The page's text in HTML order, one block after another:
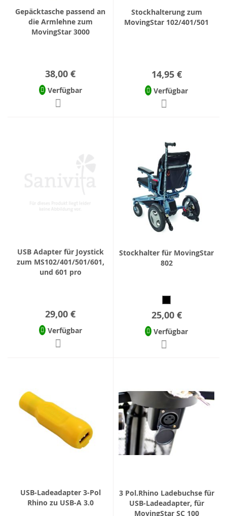
Gepäcktasche passend an
die Armlehne zum
MovingStar 3000
38,00 €
Verfügbar
Stockhalterung zum
MovingStar 102/401/501
14,95 €
Verfügbar
USB Adapter für Joystick
zum MS102/401/501/601,
und 601 pro
29,00 €
Verfügbar
Stockhalter für MovingStar
802
25,00 €
Verfügbar
USB-Ladeadapter 3-Pol
Rhino zu USB-A 3.0
3 Pol.Rhino Ladebuchse für
USB-Ladeadapter, für
MovingStar SC 100